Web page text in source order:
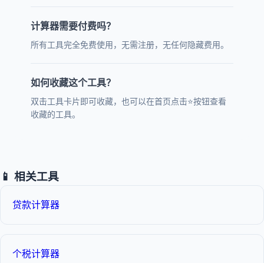
计算器需要付费吗？
所有工具完全免费使用，无需注册，无任何隐藏费用。
如何收藏这个工具？
双击工具卡片即可收藏，也可以在首页点击⭐按钮查看
收藏的工具。
📱 相关工具
贷款计算器
个税计算器